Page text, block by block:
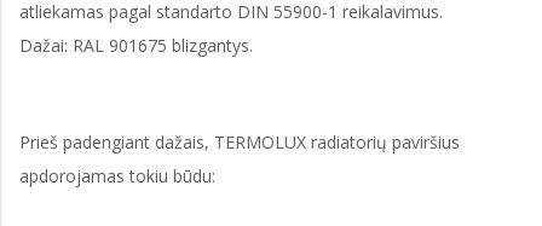
atliekamas pagal standarto DIN 55900-1 reikalavimus.
Dažai: RAL 901675 blizgantys.
Prieš padengiant dažais, TERMOLUX radiatorių paviršius
apdorojamas tokiu būdu: